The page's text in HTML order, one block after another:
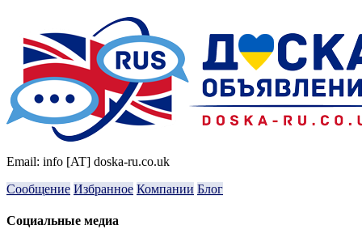
Email: info [AT] doska-ru.co.uk
Сообщение Избранное Компании Блог
Социальные медиа